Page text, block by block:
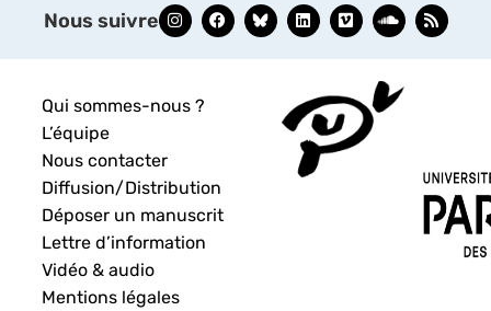
Nous suivre
Qui sommes-nous ?
L’équipe
Nous contacter
Diffusion/Distribution
Déposer un manuscrit
Lettre d’information
Vidéo & audio
Mentions légales